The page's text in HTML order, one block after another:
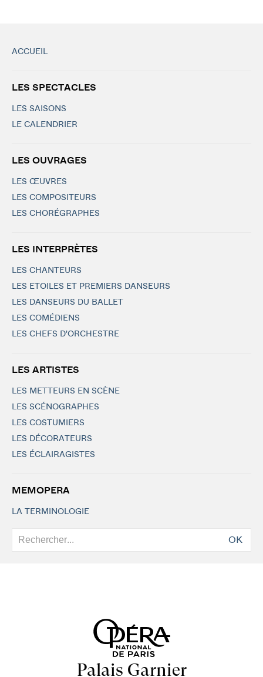
ACCUEIL
LES SPECTACLES
LES SAISONS
LE CALENDRIER
LES OUVRAGES
LES ŒUVRES
LES COMPOSITEURS
LES CHORÉGRAPHES
LES INTERPRÈTES
LES CHANTEURS
LES ETOILES ET PREMIERS DANSEURS
LES DANSEURS DU BALLET
LES COMÉDIENS
LES CHEFS D'ORCHESTRE
LES ARTISTES
LES METTEURS EN SCÈNE
LES SCÉNOGRAPHES
LES COSTUMIERS
LES DÉCORATEURS
LES ÉCLAIRAGISTES
MEMOPERA
LA TERMINOLOGIE
OK
Palais Garnier